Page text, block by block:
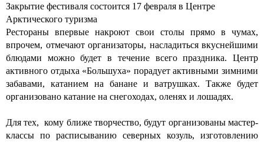
Закрытие фестиваля состоится 17 февраля в Центре
Арктического туризма
Рестораны впервые накроют свои столы прямо в чумах,
впрочем, отмечают организаторы, насладиться вкуснейшими
блюдами можно будет в течение всего праздника. Центр
активного отдыха «Большуха» порадует активными зимними
забавами, катанием на банане и ватрушках. Также будет
организовано катание на снегоходах, оленях и лошадях.
Для тех, кому ближе творчество, будут организованы мастер-
классы по расписыванию северных козуль, изготовлению